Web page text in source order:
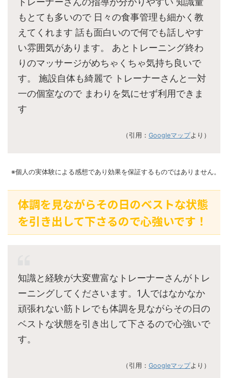
もとても多いので 日々の食事管理も細かく教
えてくれます 話も面白いので何でも話しやす
い雰囲気があります。 あとトレーニング終わ
りのマッサージがめちゃくちゃ気持ち良いで
す。 施設自体も綺麗で トレーナーさんと一対
一の個室なので まわりを気にせず利用できま
す
（引用： Googleマップより）
※個人の実体験による感想であり効果を保証するものではありません。
体調を見ながらその日のベストな状態
を引き出して下さるので心強いです！
知識と経験が大変豊富なトレーナーさんがトレ
ーニングしてくださいます。1人ではなかなか
頑張れない筋トレでも体調を見ながらその日の
ベストな状態を引き出して下さるので心強いで
す。
（引用： Googleマップより）